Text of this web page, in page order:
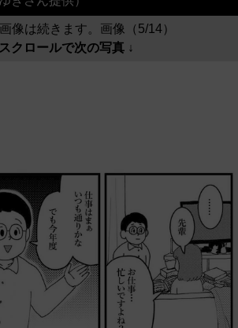
像は続きます。画像（5/14）
クロールで次の写真 ↓